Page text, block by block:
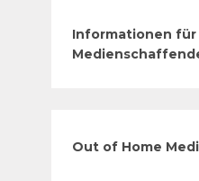
Informationen für
Out of Home